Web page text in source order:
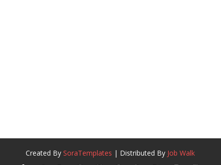
Created BySoraTemplates | Distributed By Job Walk